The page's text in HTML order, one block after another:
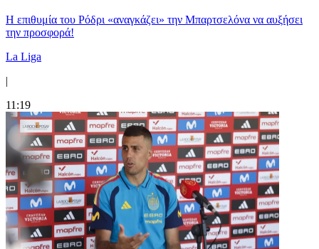
Η επιθυμία του Ρόδρι «αναγκάζει» την Μπαρτσελόνα να αυξήσει
την προσφορά!
La Liga
|
11:19